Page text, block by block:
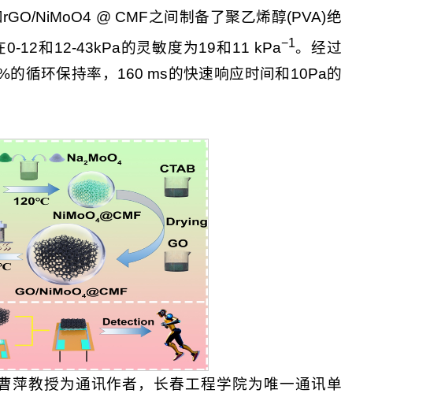
NiMoO4 @ CMF之间制备了聚乙烯醇(PVA)绝
12和12-43kPa的灵敏度为19和11 kPa−1。经过
循环保持率，160 ms的快速响应时间和10Pa的
萍教授为通讯作者，长春工程学院为唯一通讯单